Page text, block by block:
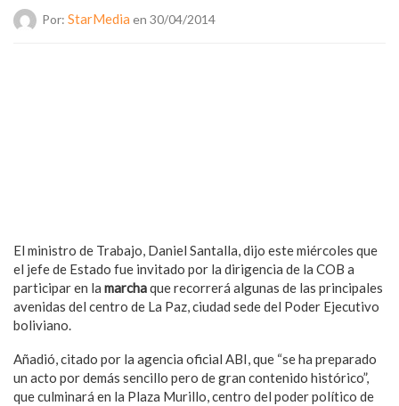
Por: StarMedia en 30/04/2014
El ministro de Trabajo, Daniel Santalla, dijo este miércoles que
el jefe de Estado fue invitado por la dirigencia de la COB a
participar en la marchaque recorrerá algunas de las principales
avenidas del centro de La Paz, ciudad sede del Poder Ejecutivo
boliviano.
Añadió, citado por la agencia oficial ABI, que “se ha preparado
un acto por demás sencillo pero de gran contenido histórico”,
que culminará en la Plaza Murillo, centro del poder político de